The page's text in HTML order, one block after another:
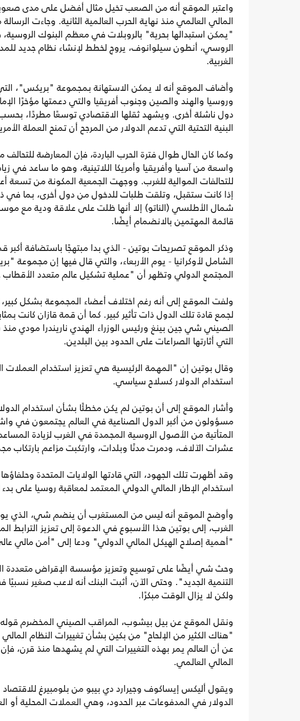
واعتبر الموقع أنه من الصعب تخيل مثال أفضل على مدى
المالي العالمي منذ نهاية الحرب العالمية الثانية. وجاءت
"يمكن استبدالها بحرية" بالروبلات في معظم البنوك الروسية،
الروسي، أنطون سيلوانوف، يروج لخطط لإنشاء نظام جديد
الغربية.
وأضاف الموقع أنه لا يمكن الاستهانة بمجموعة "بريكس"،
وروسيا والهند والصين وجنوب أفريقيا والتي دعمتها مؤخرًا
دول ناشئة أخرى. ويشهد ثقلها الاقتصادي توسعًا مطردًا، بحسب
البنية التحتية التي تدعم الدولار من المرجح أن تمنح العملة
وكما كان الحال طوال فترة الحرب الباردة، فإن المعارضة
واسعة من آسيا وأفريقيا وأمريكا اللاتينية، وهو ما ساعد في
للتحالفات الموالية للغرب. ووجهت الجمعية المكونة من تسعة
إذا كانت ستقبل، وتلقت طلبات للدخول من دول أخرى، بما في
شمال الأطلسي (الناتو) إلا أنها ظلت على علاقة ودية مع
قائمة المهتمين بالانضمام أيضًا.
وذكر الموقع تصريحات بوتين - الذي بدا مبتهجًا باستضافة
الشامل لأوكرانيا - يوم الأربعاء، والتي قال فيها إن
المجتمع الدولي وتظهر أن "عملية تشكيل عالم متعدد الأقطاب
ولفت الموقع إلى أنه رغم اختلاف أعضاء المجموعة بشكل كبير،
لجمع قادة تلك الدول ذات تأثير كبير. كما أن قمة قازان كانت
الصيني شي جين بينغ ورئيس الوزراء الهندي ناريندرا مودي
التي أثارتها الصراعات على الحدود بين البلدين.
وقال بوتين إن "المهمة الرئيسية هي تعزيز استخدام العملات
استخدام الدولار كسلاح سياسي.
وأشار الموقع إلى أن بوتين لم يكن مخطئًا بشأن استخدام
مسؤولون من أكبر الدول الصناعية في العالم يجتمعون في
المتأتية من الأصول الروسية المجمدة في الغرب لزيادة
عشرات الآلاف، ودمرت مدنًا وبلدات، وارتكبت مزاعم بارتكاب
وقد أظهرت تلك الجهود، التي قادتها الولايات المتحدة
استخدام الإطار المالي الدولي المعتمد لمعاقبة روسيا على بدء
وأوضح الموقع أنه ليس من المستغرب أن ينضم شي، الذي
الغرب، إلى بوتين هذا الأسبوع في الدعوة إلى تعزيز الترابط
"أهمية إصلاح الهيكل المالي الدولي" ودعا إلى "أمن مالي
وحث شي أيضًا على توسيع وتعزيز مؤسسة الإقراض متعددة
التنمية الجديد". وحتى الآن، أثبت البنك أنه لاعب صغير
ولكن لا يزال الوقت مبكرًا.
ونقل الموقع عن بيل بيشوب، المراقب الصيني المخضرم
"هناك الكثير من الإلحاح" من بكين بشأن تغييرات النظام
عن أن العالم يمر بهذه التغييرات التي لم يشهدها منذ قرن،
المالي العالمي.
ويقول أليكس إيساكوف وجيرارد دي بيبو من بلومبيرغ
الدولار في المدفوعات عبر الحدود، وهي العملات المحلية أو